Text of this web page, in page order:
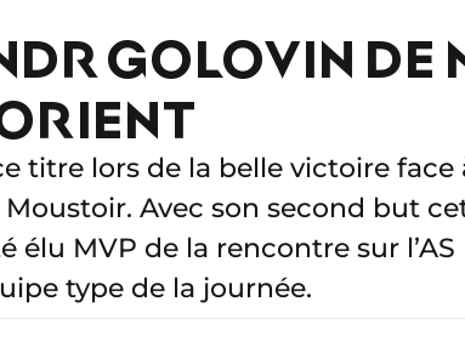
GOLOVIN DE
titre lors de la belle victoire face
Moustoir. Avec son second but
élu MVP de la rencontre sur
type de la journée.